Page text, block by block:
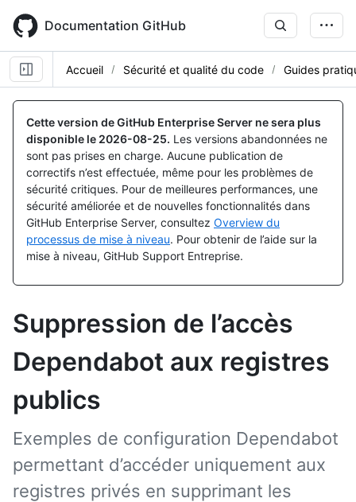
main
content
Documentation GitHub
Accueil Sécurité et qualité du code Guides
Cette version de GitHub Enterprise Server ne sera plus
disponible le 2026-08-25. Les versions abandonnées ne
sont pas prises en charge. Aucune publication de
correctifs n’est effectuée, même pour les problèmes de
sécurité critiques. Pour de meilleures performances, une
sécurité améliorée et de nouvelles fonctionnalités dans
GitHub Enterprise Server, consultez Overview du
processus de mise à niveau. Pour obtenir de l’aide sur la
mise à niveau, GitHub Support Entreprise.
Suppression de l’accès
Dependabot aux registres
publics
Exemples de configuration Dependabot
permettant d’accéder uniquement aux
registres privés en supprimant les